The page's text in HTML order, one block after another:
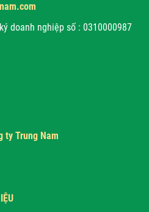
doanh nghiệp số : 0310000987
ty Trung Nam